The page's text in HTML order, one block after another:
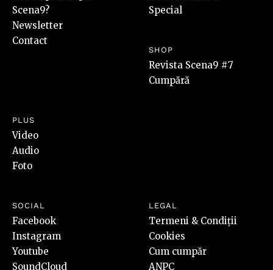
Scena9?
Newsletter
Contact
Special
SHOP
Revista Scena9 #7
Cumpără
PLUS
Video
Audio
Foto
SOCIAL
Facebook
Instagram
Youtube
SoundCloud
LEGAL
Termeni & Condiții
Cookies
Cum cumpăr
ANPC